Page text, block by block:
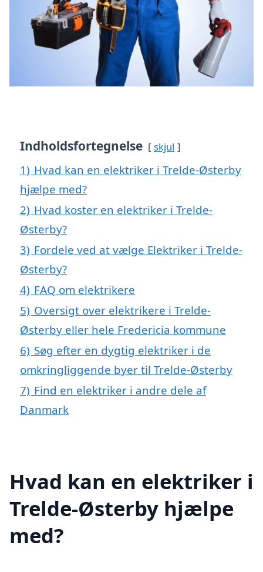
Indholdsfortegnelse skjul
1) Hvad kan en elektriker i Trelde-Østerby
hjælpe med?
2) Hvad koster en elektriker i Trelde-
Østerby?
3) Fordele ved at vælge Elektriker i Trelde-
Østerby?
4) FAQ om elektrikere
5) Oversigt over elektrikere i Trelde-
Østerby eller hele Fredericia kommune
6) Søg efter en dygtig elektriker i de
omkringliggende byer til Trelde-Østerby
7) Find en elektriker i andre dele af
Danmark
Hvad kan en elektriker i
Trelde-Østerby hjælpe
med?